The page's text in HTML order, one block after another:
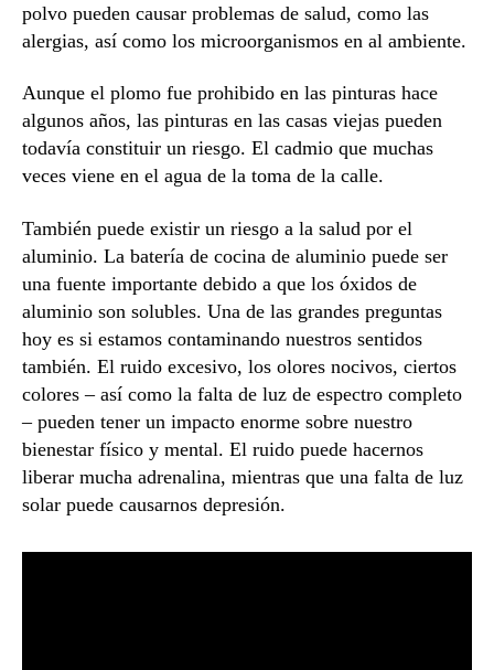
polvo pueden causar problemas de salud, como las
alergias, así como los microorganismos en al ambiente.
Aunque el plomo fue prohibido en las pinturas hace
algunos años, las pinturas en las casas viejas pueden
todavía constituir un riesgo. El cadmio que muchas
veces viene en el agua de la toma de la calle.
También puede existir un riesgo a la salud por el
aluminio. La batería de cocina de aluminio puede ser
una fuente importante debido a que los óxidos de
aluminio son solubles. Una de las grandes preguntas
hoy es si estamos contaminando nuestros sentidos
también. El ruido excesivo, los olores nocivos, ciertos
colores – así como la falta de luz de espectro completo
– pueden tener un impacto enorme sobre nuestro
bienestar físico y mental. El ruido puede hacernos
liberar mucha adrenalina, mientras que una falta de luz
solar puede causarnos depresión.